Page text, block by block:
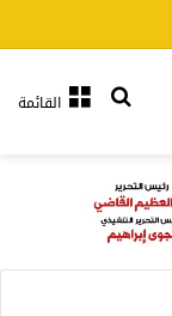
القائمةبحث عن